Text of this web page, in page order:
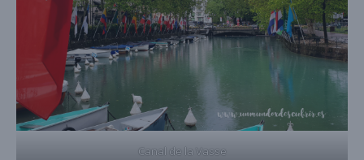
Canal de la Vasse